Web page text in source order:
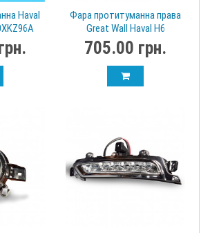
Haval
Фара протитуманна права
Great Wall Haval H6
4116200XKZ36A Хавал АШ6
705.00 грн.